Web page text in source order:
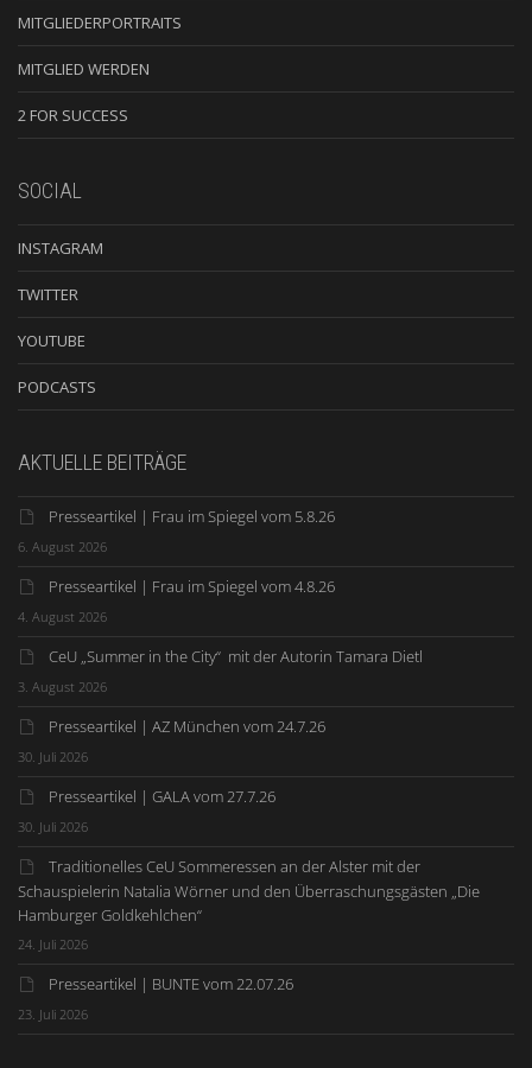
MITGLIEDERPORTRAITS
MITGLIED WERDEN
2 FOR SUCCESS
SOCIAL
INSTAGRAM
TWITTER
YOUTUBE
PODCASTS
AKTUELLE BEITRÄGE
Presseartikel | Frau im Spiegel vom 5.8.26
6. August 2026
Presseartikel | Frau im Spiegel vom 4.8.26
4. August 2026
CeU „Summer in the City“ mit der Autorin Tamara Dietl
3. August 2026
Presseartikel | AZ München vom 24.7.26
30. Juli 2026
Presseartikel | GALA vom 27.7.26
30. Juli 2026
Traditionelles CeU Sommeressen an der Alster mit der
Schauspielerin Natalia Wörner und den Überraschungsgästen „Die
Hamburger Goldkehlchen“
24. Juli 2026
Presseartikel | BUNTE vom 22.07.26
23. Juli 2026